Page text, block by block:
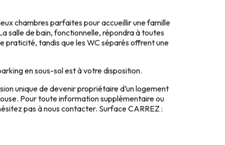
chambres parfaites pour accueillir une famille
salle de bain, fonctionnelle, répondra à toutes
praticité, tandis que les WC séparés offrent une
en sous-sol est à votre disposition.
unique de devenir propriétaire d’un logement
Pour toute information supplémentaire ou
pas à nous contacter. Surface CARREZ :